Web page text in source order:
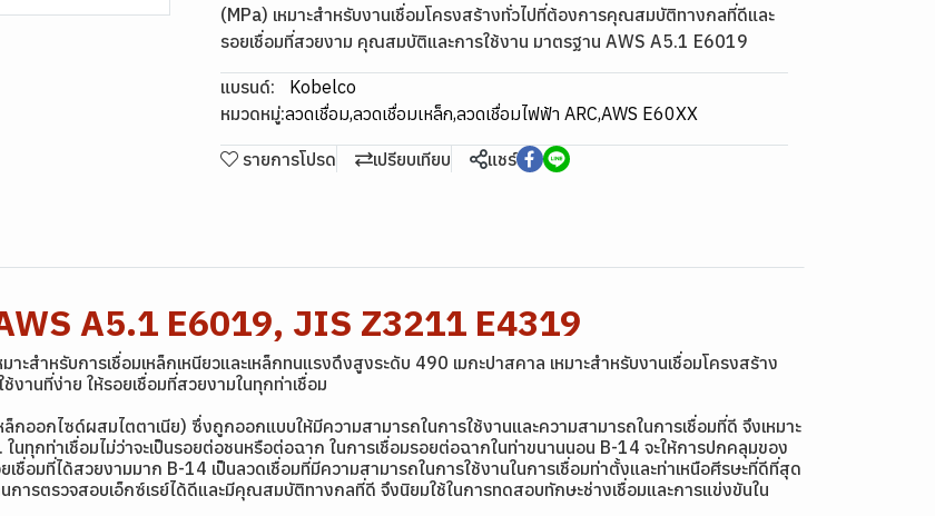
(MPa) เหมาะสำหรับงานเชื่อมโครงสร้างทั่วไปที่ต้องการคุณสมบัติทางกลที่ดีและ
รอยเชื่อมที่สวยงาม คุณสมบัติและการใช้งาน มาตรฐาน AWS A5.1 E6019
แบรนด์:
Kobelco
หมวดหมู่:ลวดเชื่อม,ลวดเชื่อมเหล็ก,ลวดเชื่อมไฟฟ้า ARC,AWS E60XX
รายการโปรด เปรียบเทียบ แชร์
A5.1 E6019, JIS Z3211 E4319
ะสำหรับการเชื่อมเหล็กเหนียวและเหล็กทนแรงดึงสูงระดับ 490 เมกะปาสคาล เหมาะสำหรับงานเชื่อมโครงสร้าง
านที่ง่าย ให้รอยเชื่อมที่สวยงามในทุกท่าเชื่อม
กออกไซด์ผสมไตตาเนีย) ซึ่งถูกออกแบบให้มีความสามารถในการใช้งานและความสามารถในการเชื่อมที่ดี จึงเหมาะ
ทุกท่าเชื่อมไม่ว่าจะเป็นรอยต่อชนหรือต่อฉาก ในการเชื่อมรอยต่อฉากในท่าขนานนอน B-14 จะให้การปกคลุมของ
ชื่อมที่ได้สวยงามมาก B-14 เป็นลวดเชื่อมที่มีความสามารถในการใช้งานในการเชื่อมท่าตั้งและท่าเหนือศีรษะที่ดีที่สุด
ารตรวจสอบเอ็กซ์เรย์ได้ดีและมีคุณสมบัติทางกลที่ดี จึงนิยมใช้ในการทดสอบทักษะช่างเชื่อมและการแข่งขันใน